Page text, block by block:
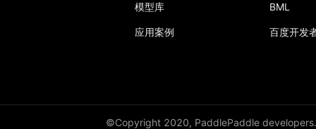
模型库
应用案例
BML
百度开发
©Copyright 2020, PaddlePaddle developers.